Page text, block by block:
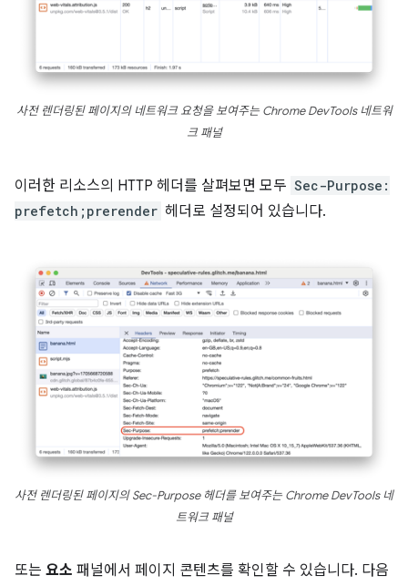
사전 렌더링된 페이지의 네트워크 요청을 보여주는 Chrome DevTools 네트워
크 패널
이러한 리소스의 HTTP 헤더를 살펴보면 모두 Sec-Purpose:
prefetch;prerender 헤더로 설정되어 있습니다.
사전 렌더링된 페이지의 Sec-Purpose 헤더를 보여주는 Chrome DevTools 네
트워크 패널
또는 요소 패널에서 페이지 콘텐츠를 확인할 수 있습니다. 다음